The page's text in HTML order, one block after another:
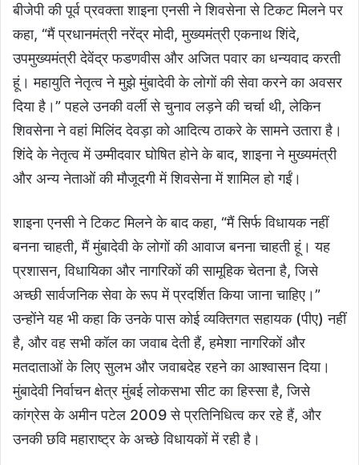
बीजेपी की पूर्व प्रवक्ता शाइना एनसी ने शिवसेना से टिकट मिलने पर
कहा, “मैं प्रधानमंत्री नरेंद्र मोदी, मुख्यमंत्री एकनाथ शिंदे,
उपमुख्यमंत्री देवेंद्र फडणवीस और अजित पवार का धन्यवाद करती
हूं। महायुति नेतृत्व ने मुझे मुंबादेवी के लोगों की सेवा करने का अवसर
दिया है।” पहले उनकी वर्ली से चुनाव लड़ने की चर्चा थी, लेकिन
शिवसेना ने वहां मिलिंद देवड़ा को आदित्य ठाकरे के सामने उतारा है।
शिंदे के नेतृत्व में उम्मीदवार घोषित होने के बाद, शाइना ने मुख्यमंत्री
और अन्य नेताओं की मौजूदगी में शिवसेना में शामिल हो गईं।
शाइना एनसी ने टिकट मिलने के बाद कहा, “मैं सिर्फ विधायक नहीं
बनना चाहती, मैं मुंबादेवी के लोगों की आवाज बनना चाहती हूं। यह
प्रशासन, विधायिका और नागरिकों की सामूहिक चेतना है, जिसे
अच्छी सार्वजनिक सेवा के रूप में प्रदर्शित किया जाना चाहिए।”
उन्होंने यह भी कहा कि उनके पास कोई व्यक्तिगत सहायक (पीए) नहीं
है, और वह सभी कॉल का जवाब देती हैं, हमेशा नागरिकों और
मतदाताओं के लिए सुलभ और जवाबदेह रहने का आश्वासन दिया।
मुंबादेवी निर्वाचन क्षेत्र मुंबई लोकसभा सीट का हिस्सा है, जिसे
कांग्रेस के अमीन पटेल 2009 से प्रतिनिधित्व कर रहे हैं, और
उनकी छवि महाराष्ट्र के अच्छे विधायकों में रही है।